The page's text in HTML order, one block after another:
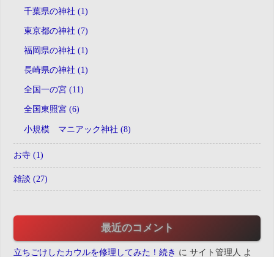
千葉県の神社 (1)
東京都の神社 (7)
福岡県の神社 (1)
長崎県の神社 (1)
全国一の宮 (11)
全国東照宮 (6)
小規模 マニアック神社 (8)
お寺 (1)
雑談 (27)
最近のコメント
立ちごけしたカウルを修理してみた！続き にサイト管理人 よ